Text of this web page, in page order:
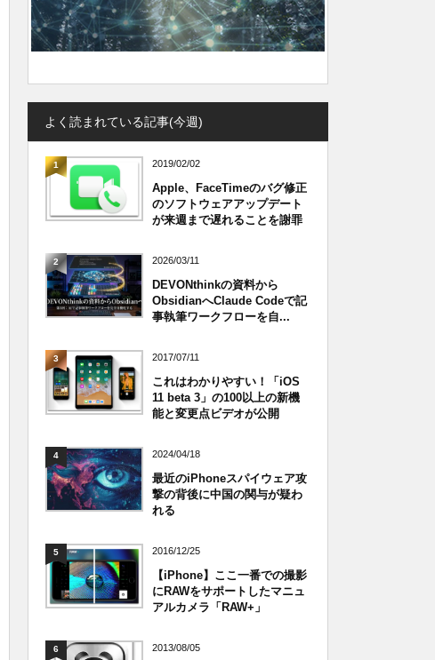
よく読まれている記事(今週)
1 2019/02/02
Apple、FaceTimeのバグ修正
のソフトウェアアップデート
が来週まで遅れることを謝罪
2 2026/03/11
DEVONthinkの資料から
ObsidianへClaude Codeで記
事執筆ワークフローを自...
3 2017/07/11
これはわかりやすい！「iOS
11 beta 3」の100以上の新機
能と変更点ビデオが公開
4 2024/04/18
最近のiPhoneスパイウェア攻
撃の背後に中国の関与が疑わ
れる
5 2016/12/25
【iPhone】ここ一番での撮影
にRAWをサポートしたマニュ
アルカメラ「RAW+」
6 2013/08/05